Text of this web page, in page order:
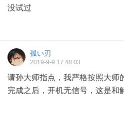
没试过
孤い刃
2019-9-9 17:48:03
请孙大师指点，我严格按照大师
完成之后，开机无信号，这是和